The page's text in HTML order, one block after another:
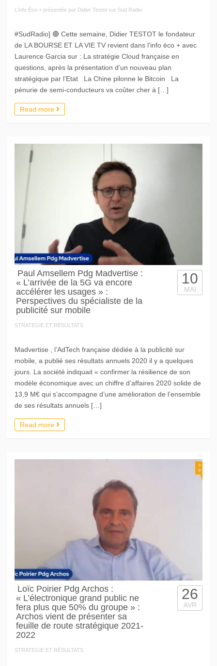
L'info Éco + présentée par Didier Testot sur Sud Radio
#SudRadio] 🔴 Cette semaine, Didier TESTOT le fondateur
de LA BOURSE ET LA VIE TV revient dans l’info éco + avec
Laurence Garcia sur : La stratégie Cloud française en
questions, après la présentation d’un nouveau plan
stratégique par l’Etat La Chine pilonne le Bitcoin La
pénurie de semi-conducteurs va coûter cher à […]
Read more
Paul Amsellem Pdg Madvertise :
« L’arrivée de la 5G va encore
accélérer les usages » :
Perspectives du spécialiste de la
publicité sur mobile
STRATEGIE ET RÉSULTATS
10
MAI
Madvertise , l’AdTech française dédiée à la publicité sur
mobile, a publié ses résultats annuels 2020 il y a quelques
jours. La société indiquait « confirmer la résilience de son
modèle économique avec un chiffre d’affaires 2020 solide de
13,9 M€ qui s’accompagne d’une amélioration de l’ensemble
de ses résultats annuels […]
Read more
Loïc Poirier Pdg Archos :
« L’électronique grand public ne
fera plus que 50% du groupe » :
Archos vient de présenter sa
feuille de route stratégique 2021-
2022
STRATEGIE ET RÉSULTATS
26
AVR